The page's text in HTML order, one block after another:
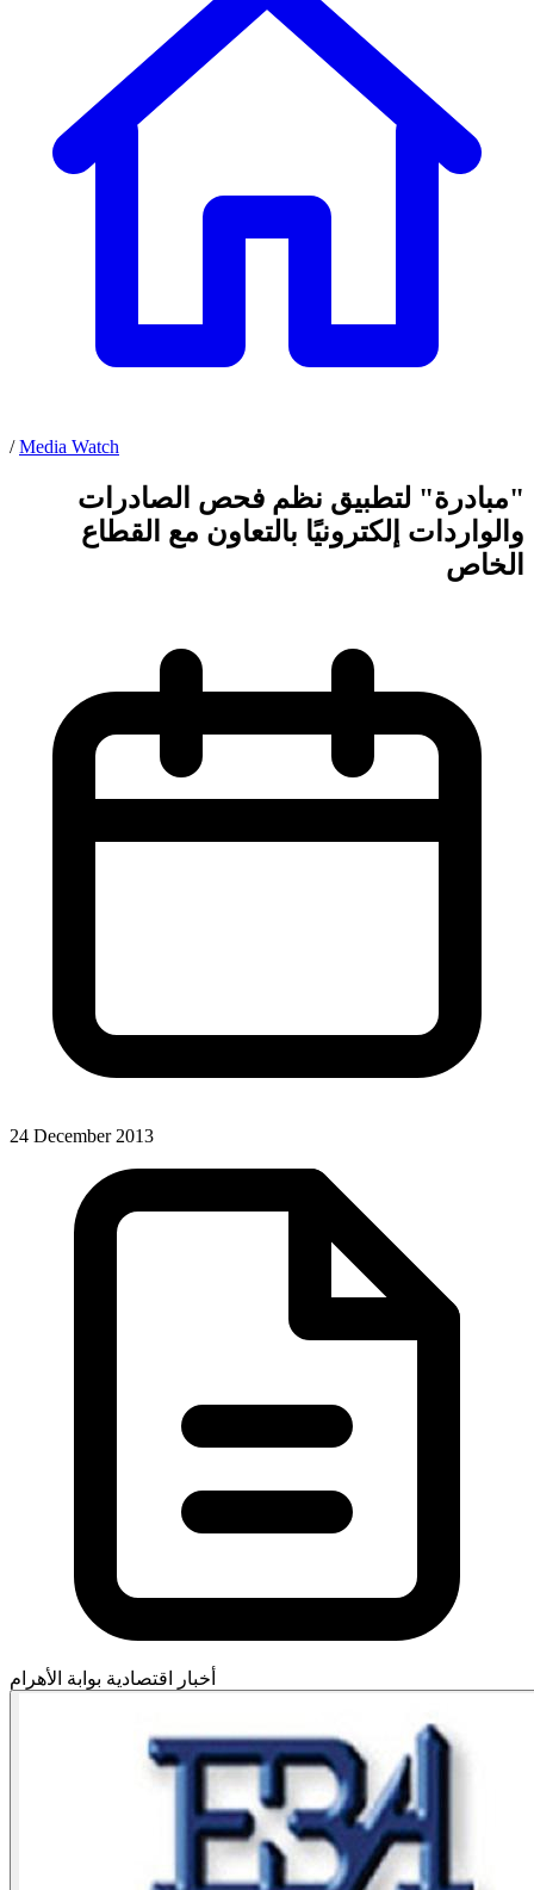
/ Media Watch
"مبادرة" لتطبيق نظم فحص الصادرات
والواردات إلكترونيًا بالتعاون مع القطاع
الخاص
24 December 2013
بوابة الأهرام أخبار اقتصادية